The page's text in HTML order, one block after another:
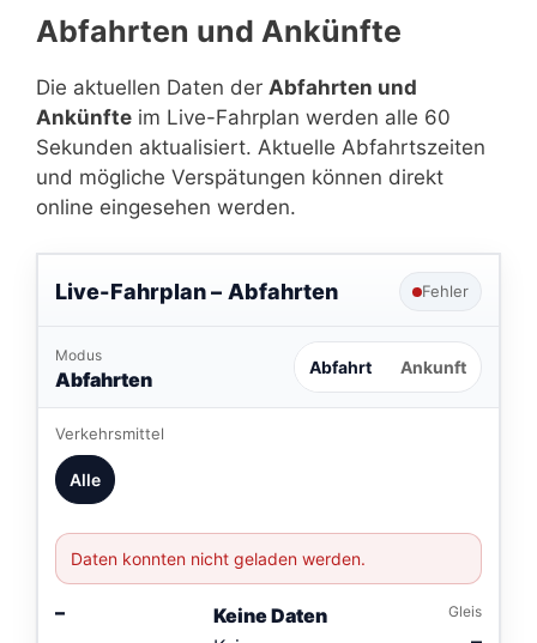
Abfahrten und Ankünfte
Die aktuellen Daten der Abfahrten und
Ankünfte im Live-Fahrplan werden alle 60
Sekunden aktualisiert. Aktuelle Abfahrtszeiten
und mögliche Verspätungen können direkt
online eingesehen werden.
Live-Fahrplan – Abfahrten Fehler
Modus
Abfahrten Abfahrt Ankunft
Verkehrsmittel
Alle
Daten konnten nicht geladen werden.
–
Keine Daten
Gleis